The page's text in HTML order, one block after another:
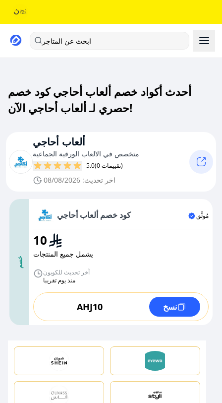
ابحث عن المتاجر
أحدث أكواد خصم ألعاب أحاجي كود خصم
حصري لـ ألعاب أحاجي الآن!
ألعاب أحاجي
متخصص في الالعاب الورقية الجماعية
5.0 (0 تقييمات)
اخر تحديث: 08/08/2026
خصم
كود خصم ألعاب أحاجي مُوثَّق
10
يشمل جميع المنتجات
آخر تحديث للكوبون
منذ يوم تقريبا
AHJ10 نسخ